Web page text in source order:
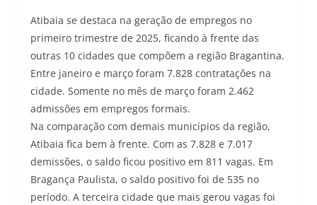
Atibaia se destaca na geração de empregos no
primeiro trimestre de 2025, ficando à frente das
outras 10 cidades que compõem a região Bragantina.
Entre janeiro e março foram 7.828 contratações na
cidade. Somente no mês de março foram 2.462
admissões em empregos formais.
Na comparação com demais municípios da região,
Atibaia fica bem à frente. Com as 7.828 e 7.017
demissões, o saldo ficou positivo em 811 vagas. Em
Bragança Paulista, o saldo positivo foi de 535 no
período. A terceira cidade que mais gerou vagas foi